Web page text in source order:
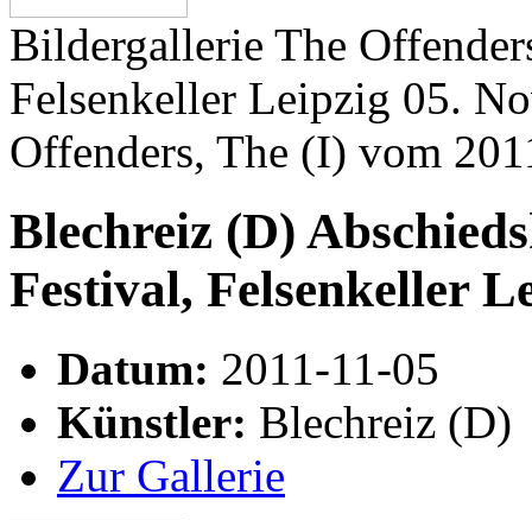
Bildergallerie The
Felsenkeller Leipzig 05.
Offenders, The (I) vom
Blechreiz (D)
Festival, Felsenkeller
Datum: 2011-11-05
Künstler: Blechreiz (D)
Zur Gallerie